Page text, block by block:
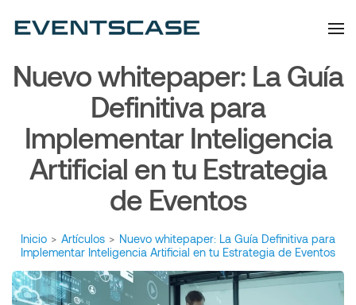
Nuevo whitepaper: La Guía
Definitiva para
Implementar Inteligencia
Artificial en tu Estrategia
de Eventos
Inicio > Artículos > Nuevo whitepaper: La Guía Definitiva para
Implementar Inteligencia Artificial en tu Estrategia de Eventos